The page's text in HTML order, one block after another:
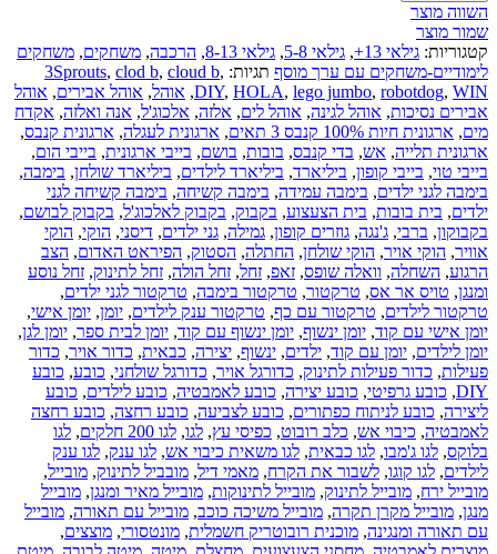
השווה מוצר
שמור מוצר
קטגוריות: גילאי 13+ , גילאי 5-8 , גילאי 8-13 , הרכבה, משחקים, משחקים
לימודיים-משחקים עם ערך מוסף תגיות: 3Sprouts, clod b, cloud b,
DIY, HOLA, lego jumbo, robotdog, WIN
, אוהל, אוהל אבירים, אוהל
אבירים נסיכות, אוהל לגינה, אוהל לים, אלזה, אלכוג'ל, אנה ואלזה, אקדח
מים, ארגונית חיות 100% קנבס 3 תאים , ארגונית לעגלה, ארגונית קנבס,
ארגונית תלייה, אש, בדי קנבס, בובות, בושם, בייבי ארגונית, בייבי הום,
בייבי טוי, בייבי קופון, ביליארד, ביליארד לילדים, ביליארד שולחן, בימבה,
בימבה לגני ילדים, בימבה עמידה, בימבה קשיחה, בימבה קשיחה לגני
ילדים, בית בובות, בית הצעצוע, בקבוק, בקבוק לאלכוג'ל, בקבוק לבושם,
בקבוקון, ברבי, ג'נגה, גוזרים קופון, גמילה, גני ילדים, דיסני, הוקי, הוקי
אוויר, הוקי אויר, הוקי שולחן, החתלה, הסטוק, הפיראט האדום, הצב
הרגוע, השחלה, וואלה שופס, זאפ, זחל, זחל הולה, זחל לתינוק, זחל נוסע
ומנגן, טויס אר אס, טרקטור, טרקטור בימבה, טרקטור לגני ילדים,
טרקטור לילדים, טרקטור עם כף, טרקטור ענק לילדים, יומן, יומן אישי,
יומן אישי עם קוד, יומן ינשוף, יומן ינשוף עם קוד, יומן לבית ספר, יומן לגן,
יומן לילדים, יומן עם קוד, ילדים, ינשוף, יצירה, כבאית, כדור אויר, כדור
פעילות, כדור פעילות לתינוק, כדורגל אויר, כדורגל שולחני, כובע, כובע
DIY
, כובע גרפיטי, כובע יצירה, כובע לאמבטיה, כובע לילדים, כובע
ליצירה, כובע לניתוח כפתורים, כובע לצביעה, כובע רחצה, כובע רחצה
לאמבטיה, כיבוי אש, כלב רובוט, כפיסי עץ, לגו, לגו 200 חלקים , לגו
בלוקס, לגו ג'מבו, לגו כבאית, לגו משאית כיבוי אש, לגו ענק, לגו ענק
לילדים, לגו קוגו, לשבור את הקרח, מאמי דיל, מובביל לתינוק, מובייל,
מובייל ירח, מובייל לתינוק, מובייל לתינוקות, מובייל מאיר ומנגן, מובייל
מנגן, מובייל מקרן תקרה, מובייל משיכה כוכב, מובייל עם תאורה, מובייל
עם תאורה ומנגינה, מוכנית רובוטריק חשמלית, מונטסורי, מוצצים,